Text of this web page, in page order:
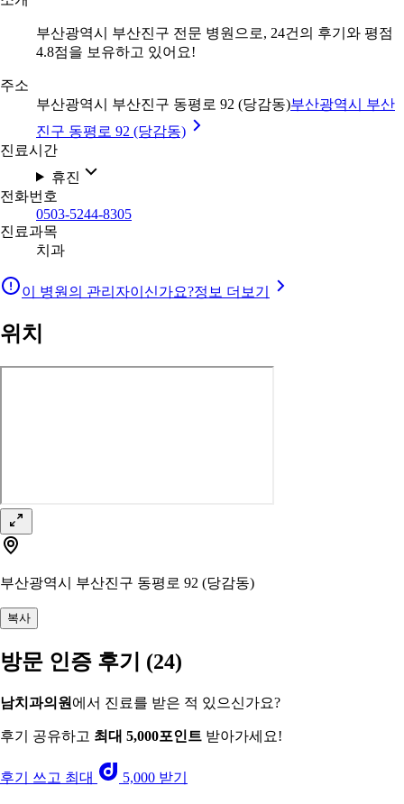
부산광역시 부산진구 전문 병원으로, 24건의 후기와 평점
4.8점을 보유하고 있어요!
주소
부산광역시 부산진구 동평로 92 (당감동)부산광역시 부산
진구 동평로 92 (당감동)
진료시간
휴진
전화번호
0503-5244-8305
진료과목
치과
이 병원의 관리자이신가요?정보 더보기
위치
부산광역시 부산진구 동평로 92 (당감동)
복사
방문 인증 후기 (24)
남치과의원 에서 진료를 받은 적 있으신가요?
후기 공유하고 최대 5,000포인트 받아가세요!
후기 쓰고 최대 5,000 받기